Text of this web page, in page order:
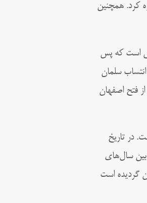
کرد. همچنین
است که پس
سلمان
فتح اصفهان
در تاریخ
بین سال‌های
حال در گزارش‌هایی مدت عمر او ۲۵۰ تا ۳۵۰ سال بیان گردیده است